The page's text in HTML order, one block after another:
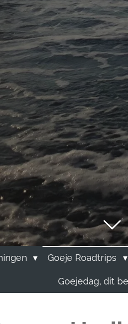
Goeje Roadtrips
Goejedag, dit